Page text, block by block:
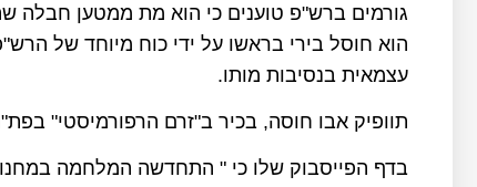
גורמים ברש"פ טוענים כי הוא מת ממטען חבלה
הוא חוסל בירי בראשו על ידי כוח מיוחד של
עצמאית בנסיבות מותו.
תוופיק אבו חוסה, בכיר ב"זרם הרפורמיסטי"
בדף הפייסבוק שלו כי " התחדשה המלחמה